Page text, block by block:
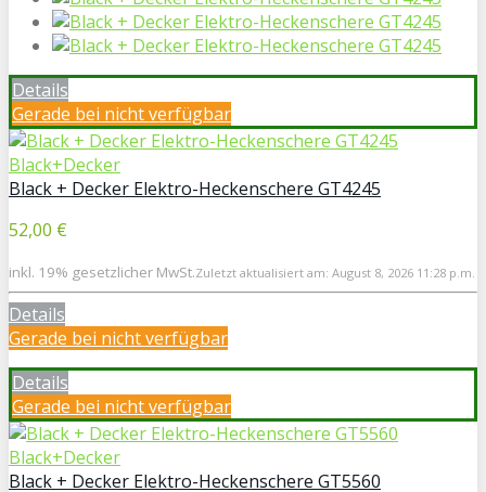
Details
Gerade bei nicht verfügbar
Black+Decker
Black + Decker Elektro-Heckenschere GT4245
52,00 €
inkl. 19% gesetzlicher MwSt.Zuletzt aktualisiert am: August 8, 2026 11:28 p.m.
Details
Gerade bei nicht verfügbar
Details
Gerade bei nicht verfügbar
Black+Decker
Black + Decker Elektro-Heckenschere GT5560